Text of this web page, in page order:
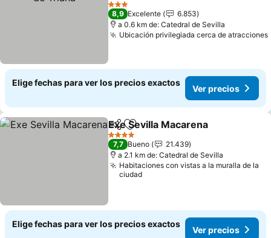
Ver precios
3 Estrellas
8,9 Excelente
6.853
a 0.6 km de: Catedral de Sevilla
Ubicación privilegiada cerca de atracciones
Elige fechas para ver los precios exactos
Ver precios
CompartirAgregar a favoritos
Exe Sevilla Macarena
4 Estrellas
7,7 Bueno
21.439
a 2.1 km de: Catedral de Sevilla
Habitaciones con vistas a la muralla de la
ciudad
Elige fechas para ver los precios exactos
Ver precios